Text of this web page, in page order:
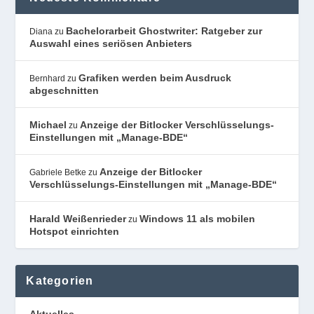
Diana zu Bachelorarbeit Ghostwriter: Ratgeber zur
Auswahl eines seriösen Anbieters
Bernhard zuGrafiken werden beim Ausdruck
abgeschnitten
Michael zuAnzeige der Bitlocker Verschlüsselungs-
Einstellungen mit „Manage-BDE“
Gabriele Betke zuAnzeige der Bitlocker
Verschlüsselungs-Einstellungen mit „Manage-BDE“
Harald WeißenriederzuWindows 11 als mobilen
Hotspot einrichten
Kategorien